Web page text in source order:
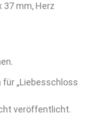
37 mm, Herz
für „Liebesschloss
veröffentlicht.